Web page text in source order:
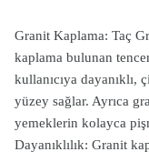
Granit Kaplama: Taç
kaplama bulunan
kullanıcıya dayanıklı,
yüzey sağlar. Ayrıca
yemeklerin kolayca
Dayanıklılık: Granit